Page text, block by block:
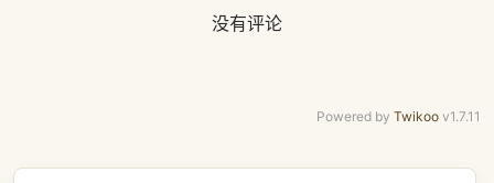
没有评论
Powered by Twikoo v1.7.11